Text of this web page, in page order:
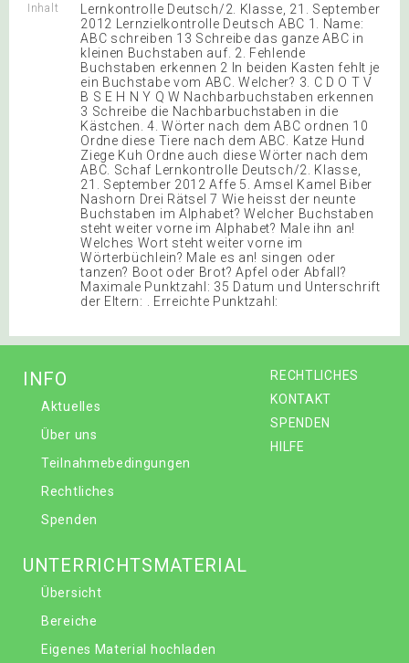
Inhalt
Lernkontrolle Deutsch/2. Klasse, 21. September
2012 Lernzielkontrolle Deutsch ABC 1. Name:
ABC schreiben 13 Schreibe das ganze ABC in
kleinen Buchstaben auf. 2. Fehlende
Buchstaben erkennen 2 In beiden Kasten fehlt je
ein Buchstabe vom ABC. Welcher? 3. C D O T V
B S E H N Y Q W Nachbarbuchstaben erkennen
3 Schreibe die Nachbarbuchstaben in die
Kästchen. 4. Wörter nach dem ABC ordnen 10
Ordne diese Tiere nach dem ABC. Katze Hund
Ziege Kuh Ordne auch diese Wörter nach dem
ABC. Schaf Lernkontrolle Deutsch/2. Klasse,
21. September 2012 Affe 5. Amsel Kamel Biber
Nashorn Drei Rätsel 7 Wie heisst der neunte
Buchstaben im Alphabet? Welcher Buchstaben
steht weiter vorne im Alphabet? Male ihn an!
Welches Wort steht weiter vorne im
Wörterbüchlein? Male es an! singen oder
tanzen? Boot oder Brot? Apfel oder Abfall?
Maximale Punktzahl: 35 Datum und Unterschrift
der Eltern: . Erreichte Punktzahl:
RECHTLICHES
KONTAKT
SPENDEN
HILFE
INFO
Aktuelles
Über uns
Teilnahmebedingungen
Rechtliches
Spenden
UNTERRICHTSMATERIAL
Übersicht
Bereiche
Eigenes Material hochladen